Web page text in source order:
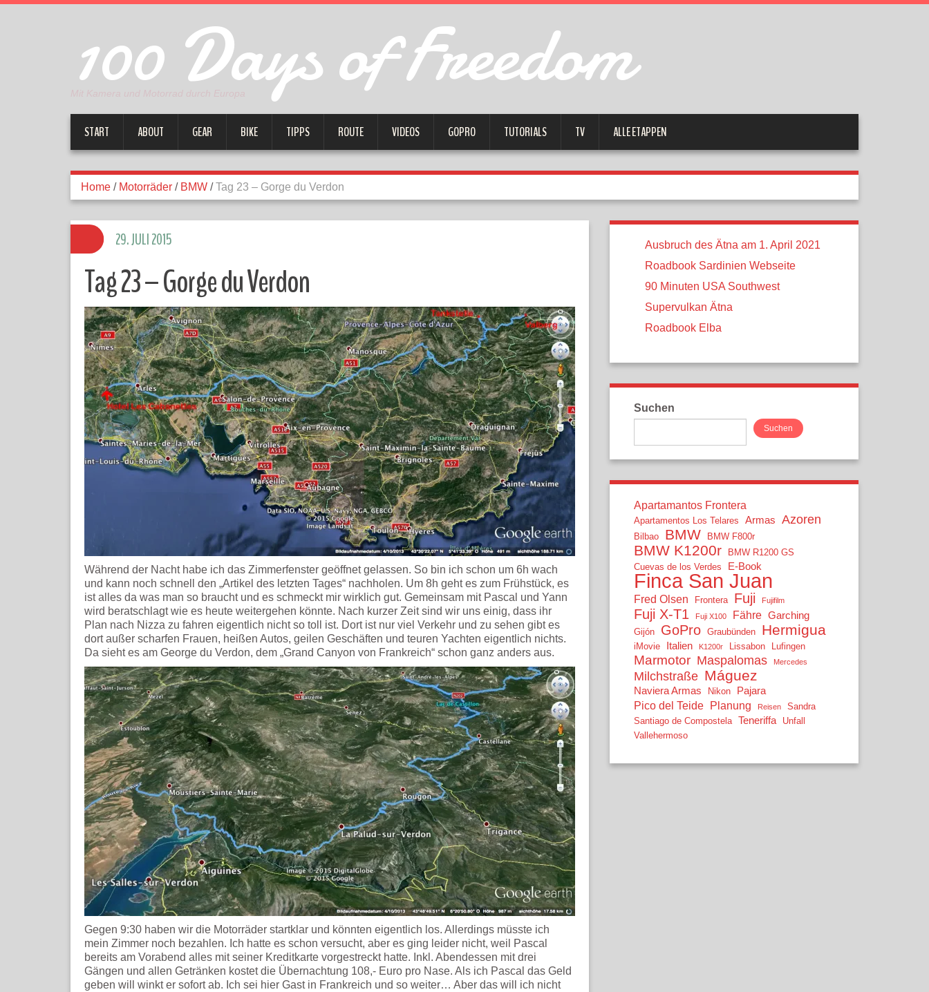
100 Days of Freedom
START ABOUT GEAR BIKE TIPPS ROUTE VIDEOS GOPRO TUTORIALS TV ALLE ETAPPEN
Home / Motorräder / BMW / Tag 23 – Gorge du Verdon
Tag 23 – Gorge du Verdon
Während der Nacht habe ich das Zimmerfenster geöffnet gelassen. So bin ich schon um 6h wach
und kann noch schnell den „Artikel des letzten Tages“ nachholen. Um 8h geht es zum Frühstück, es
ist alles da was man so braucht und es schmeckt mir wirklich gut. Gemeinsam mit Pascal und Yann
wird beratschlagt wie es heute weitergehen könnte. Nach kurzer Zeit sind wir uns einig, dass ihr
Plan nach Nizza zu fahren eigentlich nicht so toll ist. Dort ist nur viel Verkehr und zu sehen gibt es
dort außer scharfen Frauen, heißen Autos, geilen Geschäften und teuren Yachten eigentlich nichts.
Da sieht es am George du Verdon, dem „Grand Canyon von Frankreich“ schon ganz anders aus.
Gegen 9:30 haben wir die Motorräder startklar und könnten eigentlich los. Allerdings müsste ich
mein Zimmer noch bezahlen. Ich hatte es schon versucht, aber es ging leider nicht, weil Pascal
bereits am Vorabend alles mit seiner Kreditkarte vorgestreckt hatte. Inkl. Abendessen mit drei
Gängen und allen Getränken kostet die Übernachtung 108,- Euro pro Nase. Als ich Pascal das Geld
geben will winkt er sofort ab. Ich sei hier Gast in Frankreich und so weiter… Aber das will ich nicht
29. JULI 2015
Ausbruch des Ätna am 1. April 2021
Roadbook Sardinien Webseite
90 Minuten USA Southwest
Supervulkan Ätna
Roadbook Elba
Suchen
Suchen
Apartamantos Frontera
Apartamentos Los Telares Armas Azoren
Bilbao BMW BMW F800r
BMW K1200r
BMW R1200 GS
Cuevas de los Verdes
E-Book
Finca San Juan
Fred Olsen Frontera Fuji Fujifilm
Fuji X-T1 Fuji X100 Fähre Garching
Gijón GoPro Graubünden Hermigua
iMovie Italien K1200r Lissabon Lufingen
Marmotor Maspalomas Mercedes
Milchstraße Máguez
Naviera Armas Nikon Pajara
Pico del Teide Planung Reisen
Sandra
Santiago de Compostela Teneriffa
Unfall
Vallehermoso